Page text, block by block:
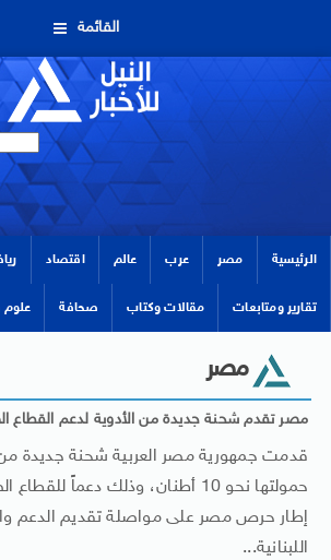
القائمة
الرئيسية مصر عرب عالم اقتصاد
تقارير ومتابعات مقالات وكتاب صحافة علوم
مصر
مصر تقدم شحنة جديدة من الأدوية لدعم القطاع
قدمت جمهورية مصر العربية شحنة جديدة من
حمولتها نحو 10 أطنان، وذلك دعماً
إطار حرص مصر على مواصلة تقديم الدعم
اللبنانية...